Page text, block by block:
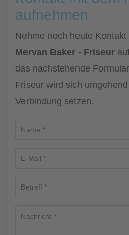
aufnehmen
Nehme noch heute Kontakt
Mervan Baker - Friseur
das nachstehende
Friseur wird sich
Verbindung setzen.